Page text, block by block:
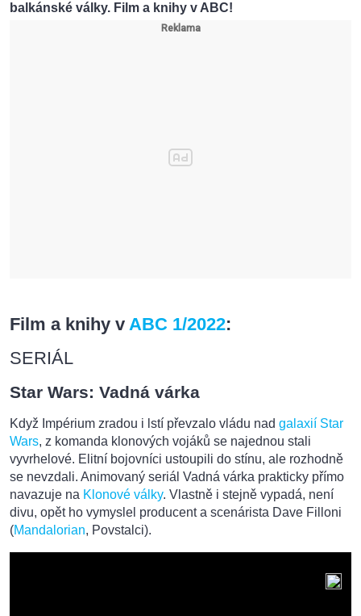
balkánské války. Film a knihy v ABC!
Film a knihy v ABC 1/2022:
SERIÁL
Star Wars: Vadná várka
Když Impérium zradou i lstí převzalo vládu nad galaxií Star
Wars, z komanda klonových vojáků se najednou stali
vyvrhelové. Elitní bojovníci ustoupili do stínu, ale rozhodně
se nevzdali. Animovaný seriál Vadná várka prakticky přímo
navazuje na Klonové války. Vlastně i stejně vypadá, není
divu, opět ho vymyslel producent a scenárista Dave Filloni
(Mandalorian, Povstalci).